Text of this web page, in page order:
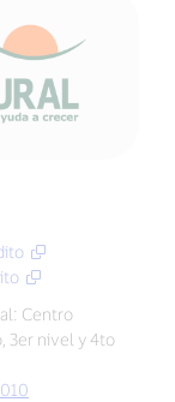
Centro
3er nivel y 4to